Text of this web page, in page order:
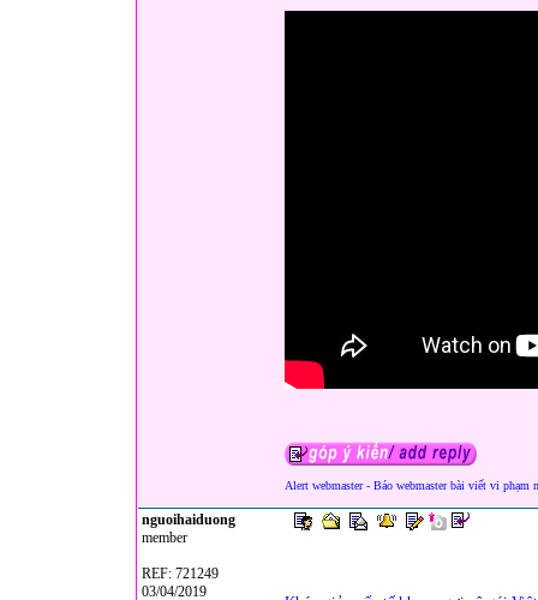
Alert webmaster - Báo webmaster bài viết vi phạm
nguoihaiduong
member
REF: 721249
03/04/2019